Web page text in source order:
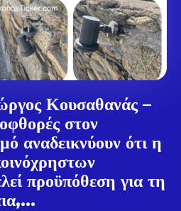
Κουσαθανάς –
στον
αναδεικνύουν ότι η
προϋπόθεση για τη